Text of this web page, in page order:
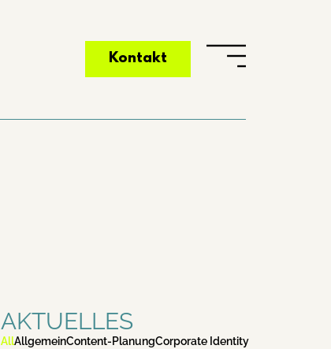
Kontakt
AKTUELLES
AllAllgemeinContent-PlanungCorporate Identity